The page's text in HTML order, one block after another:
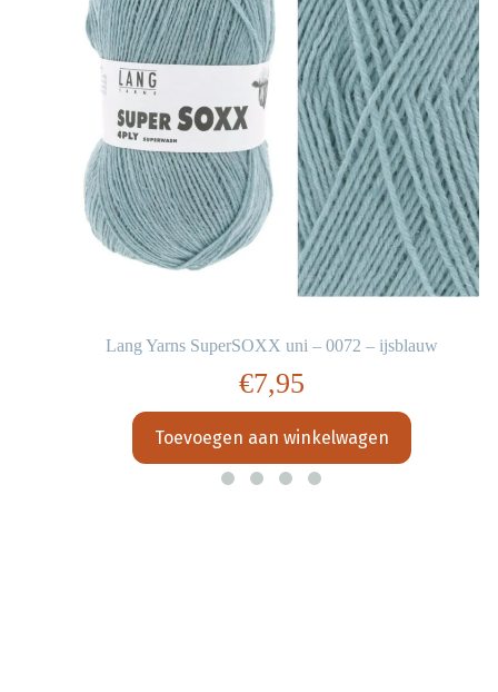
Lang Yarns SuperSOXX uni – 0072 – ijsblauw
€7,95
Toevoegen aan winkelwagen